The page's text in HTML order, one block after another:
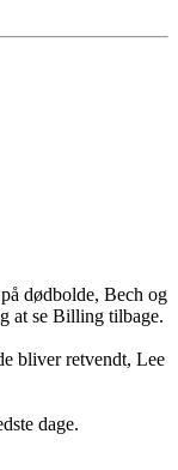
dødbolde, Bech og
at se Billing tilbage.
bliver retvendt, Lee
dage.